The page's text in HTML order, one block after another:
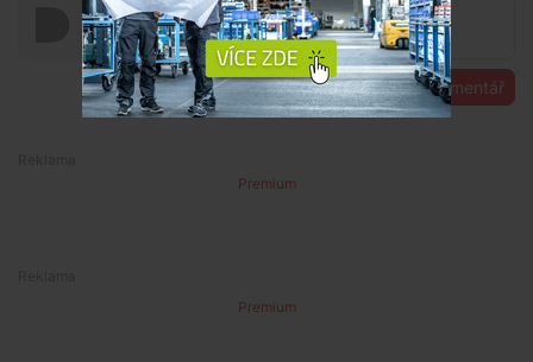
Přidat komentář
Premium
Premium